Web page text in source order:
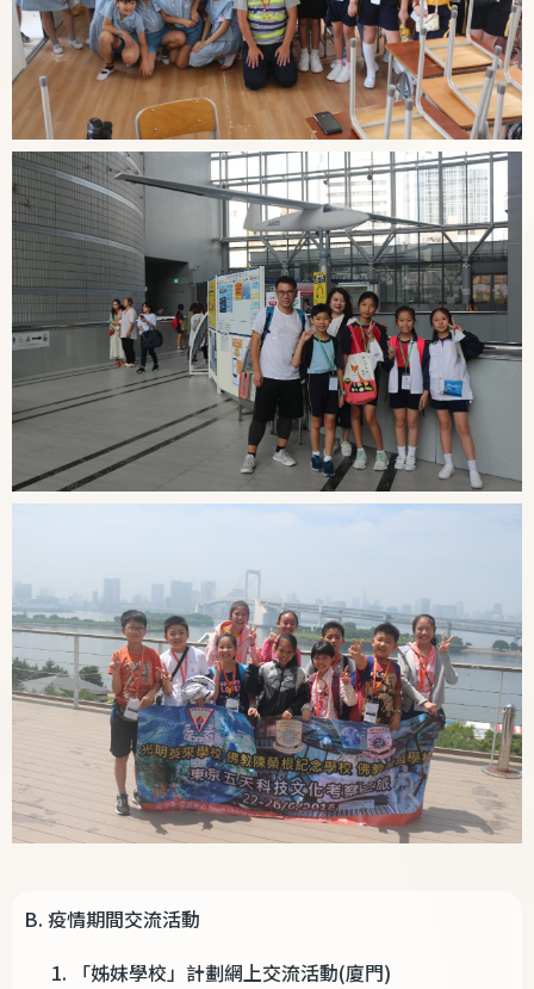
B. 疫情期間交流活動
「姊妹學校」計劃網上交流活動(廈門)